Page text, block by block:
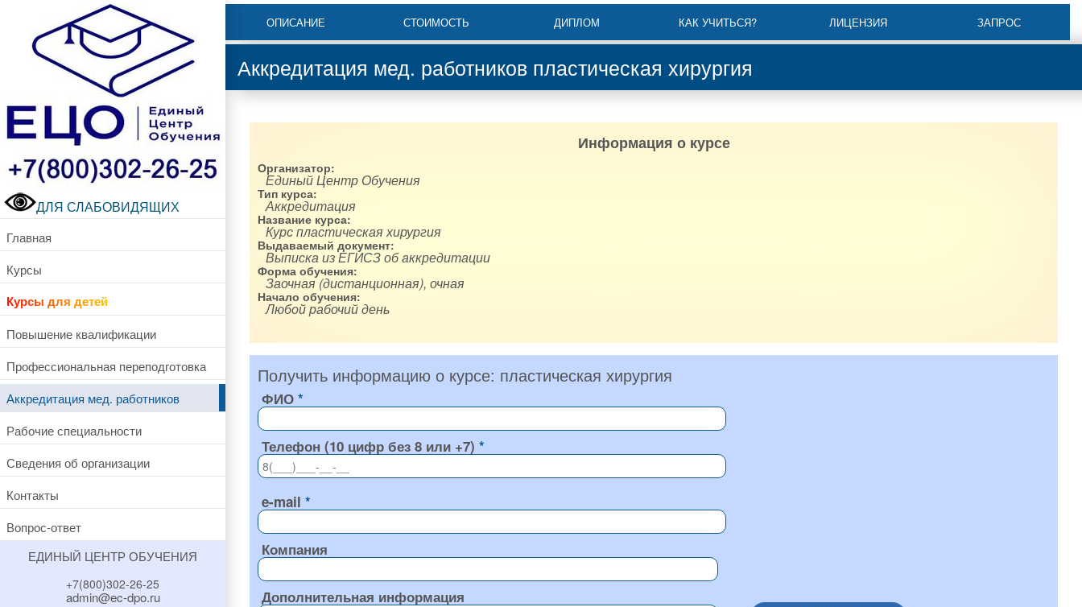
ДЛЯ СЛАБОВИДЯЩИХ
Главная
Курсы
Курсы для детей
Повышение квалификации
Профессиональная переподготовка
Аккредитация мед. работников
Рабочие специальности
Сведения об организации
Контакты
Вопрос-ответ
ЕДИНЫЙ ЦЕНТР ОБУЧЕНИЯ
+7(800)302-26-25
admin@ec-dpo.ru
ОПИСАНИЕ СТОИМОСТЬ ДИПЛОМ КАК УЧИТЬСЯ? ЛИЦЕНЗИЯ ЗАПРОС
Аккредитация мед. работников пластическая хирургия
Информация о курсе
Организатор:
Единый Центр Обучения
Тип курса:
Аккредитация
Название курса:
Курс пластическая хирургия
Выдаваемый документ:
Выписка из ЕГИСЗ об аккредитации
Форма обучения:
Заочная (дистанционная), очная
Начало обучения:
Любой рабочий день
Получить информацию о курсе: пластическая хирургия
ФИО
Телефон (10 цифр без 8 или +7)
e-mail
Компания
Дополнительная информация